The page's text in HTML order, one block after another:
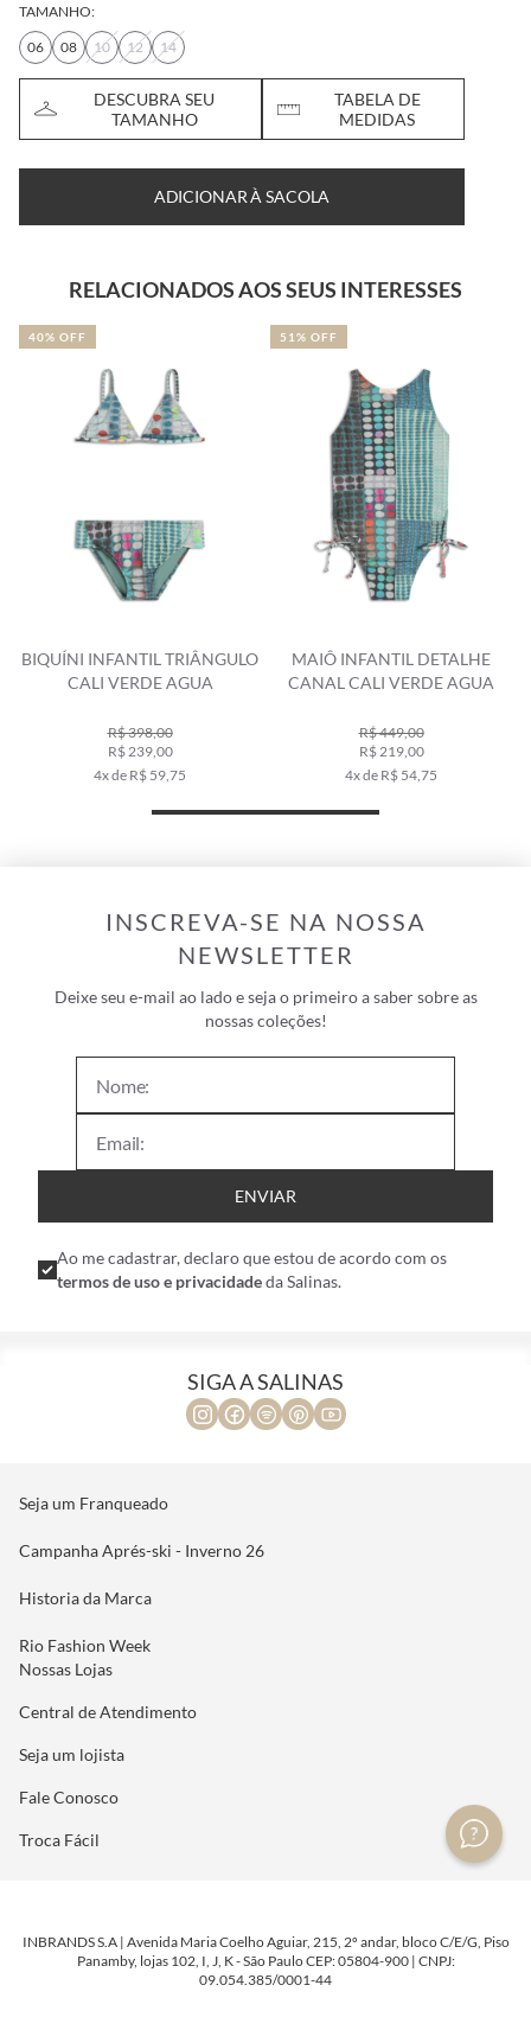
TAMANHO:
06
08 10 12 14
DESCUBRA SEU
TAMANHO
TABELA DE
MEDIDAS
ADICIONAR À SACOLA
RELACIONADOS AOS SEUS INTERESSES
BIQUÍNI INFANTIL TRIÂNGULO
CALI VERDE AGUA
R$ 398,00
R$ 239,00
4x de R$ 59,75
40% OFF
MAIÔ INFANTIL DETALHE
CANAL CALI VERDE AGUA
R$ 449,00
R$ 219,00
4x de R$ 54,75
51% OFF
INSCREVA-SE NA NOSSA
NEWSLETTER
Deixe seu e-mail ao lado e seja o primeiro a saber sobre as
nossas coleções!
ENVIAR
Ao me cadastrar, declaro que estou de acordo com os
termos de uso e privacidadeda Salinas.
SIGA A SALINAS
Seja um Franqueado
Campanha Aprés-ski - Inverno 26
Historia da Marca
Rio Fashion Week
Nossas Lojas
Central de Atendimento
Seja um lojista
Fale Conosco
Troca Fácil
INBRANDS S.A | Avenida Maria Coelho Aguiar, 215, 2º andar, bloco C/E/G, Piso
Panamby, lojas 102, I, J, K - São Paulo CEP: 05804-900 | CNPJ:
09.054.385/0001-44